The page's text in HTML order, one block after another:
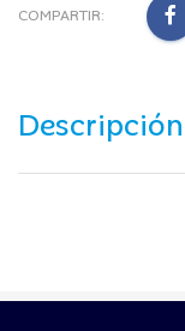
COMPARTIR:
Descripción